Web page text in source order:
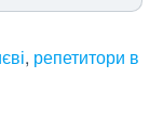
, репетитори в